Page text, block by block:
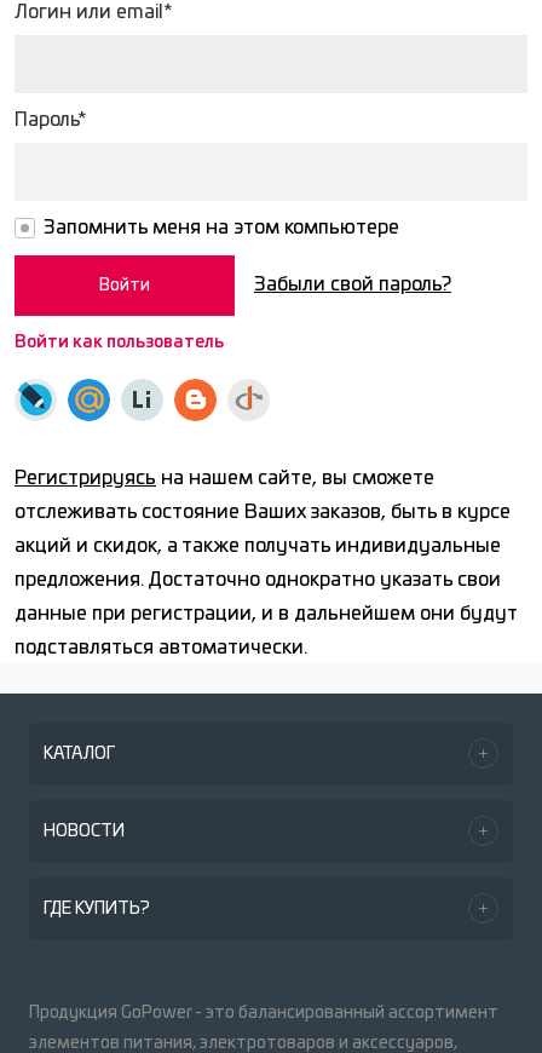
Логин или email*
Пароль*
Запомнить меня на этом компьютере
Забыли свой пароль?
Войти как пользователь
Регистрируясь на нашем сайте, вы сможете
отслеживать состояние Ваших заказов, быть в курсе
акций и скидок, а также получать индивидуальные
предложения. Достаточно однократно указать свои
данные при регистрации, и в дальнейшем они будут
подставляться автоматически.
КАТАЛОГ
НОВОСТИ
ГДЕ КУПИТЬ?
Продукция GoPower - это балансированный ассортимент
элементов питания, электротоваров и аксессуаров,